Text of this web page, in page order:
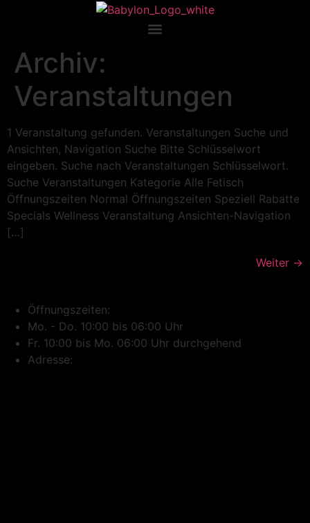
Archiv:
Veranstaltungen
1 Veranstaltung gefunden. Veranstaltungen Suche und
Ansichten, Navigation Suche Bitte Schlüsselwort
eingeben. Suche nach Veranstaltungen Schlüsselwort.
Suche Veranstaltungen Kategorie Alle Fetisch
Öffnungszeiten Normal Öffnungszeiten Speziell Rabatte
Specials Wellness Veranstaltung Ansichten-Navigation
[…]
Weiter →
Öffnungszeiten:
Mo. - Do. 10:00 bis 06:00 Uhr
Fr. 10:00 bis Mo. 06:00 Uhr durchgehend
Adresse: